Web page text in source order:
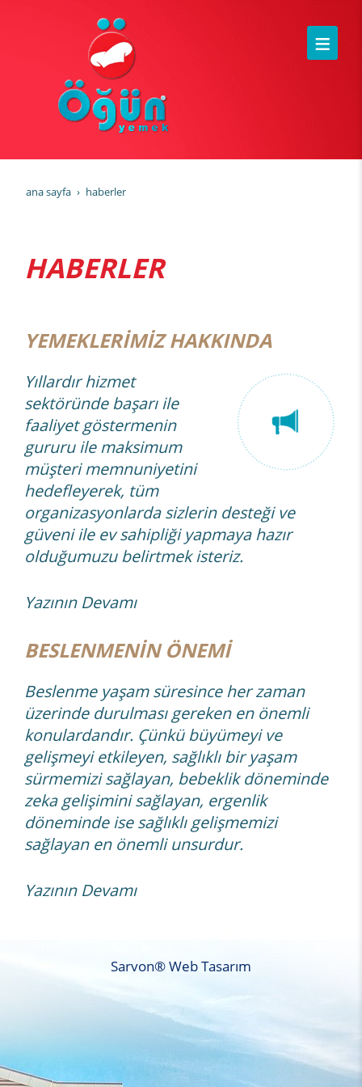
ana sayfa haberler
HABERLER
YEMEKLERİMİZ HAKKINDA
Yıllardır hizmet
sektöründe başarı ile
faaliyet göstermenin
gururu ile maksimum
müşteri memnuniyetini
hedefleyerek, tüm
organizasyonlarda sizlerin desteği ve
güveni ile ev sahipliği yapmaya hazır
olduğumuzu belirtmek isteriz.
Yazının Devamı
BESLENMENİN ÖNEMİ
Beslenme yaşam süresince her zaman
üzerinde durulması gereken en önemli
konulardandır. Çünkü büyümeyi ve
gelişmeyi etkileyen, sağlıklı bir yaşam
sürmemizi sağlayan, bebeklik döneminde
zeka gelişimini sağlayan, ergenlik
döneminde ise sağlıklı gelişmemizi
sağlayan en önemli unsurdur.
Yazının Devamı
Sarvon®Web Tasarım